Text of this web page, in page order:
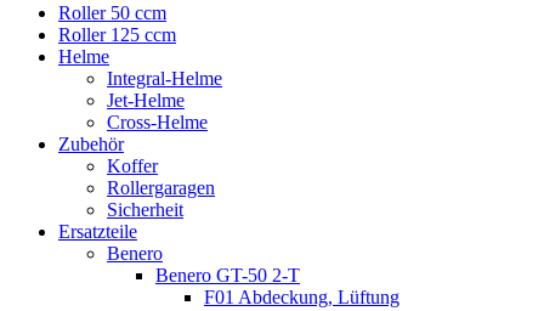
Roller 50 ccm
Roller 125 ccm
Helme
Integral-Helme
Jet-Helme
Cross-Helme
Zubehör
Koffer
Rollergaragen
Sicherheit
Ersatzteile
Benero
Benero GT-50 2-T
F01 Abdeckung, Lüftung